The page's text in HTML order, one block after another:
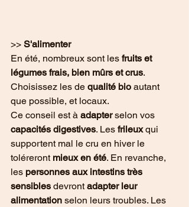
>> S'alimenter
En été, nombreux sont les fruits et
légumes frais, bien mûrs et crus.
Choisissez les de qualité bio autant
que possible, et locaux.
Ce conseil est à adapter selon vos
capacités digestives. Les frileux qui
supportent mal le cru en hiver le
toléreront mieux en été. En revanche,
les personnes aux intestins très
sensibles devront adapter leur
alimentation selon leurs troubles. Les